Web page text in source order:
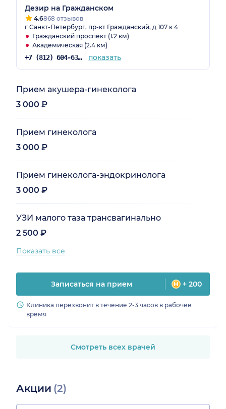
Дезир на Гражданском
4.6868 отзывов
г Санкт-Петербург, пр-кт Гражданский, д 107 к 4
Гражданский проспект (1.2 км)
Академическая (2.4 км)
+7 (812) 604-63-57 показать
Прием акушера-гинеколога
3 000 ₽
Прием гинеколога
3 000 ₽
Прием гинеколога-эндокринолога
3 000 ₽
УЗИ малого таза трансвагинально
2 500 ₽
Показать все
Записаться на прием + 200
Клиника перезвонит в течение 2-3 часов в рабочее
время
Смотреть всех врачей
Акции (2)